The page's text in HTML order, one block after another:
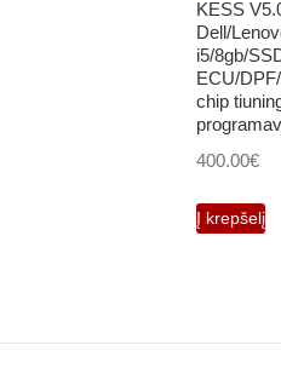
KESS
Dell/
i5/8gb/
ECU/
chip
400.00€
Į krepšelį